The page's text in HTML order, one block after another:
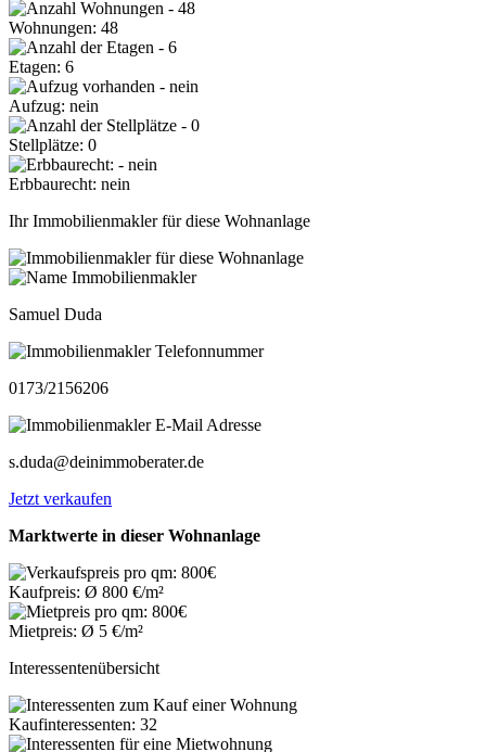
Wohnungen: 48
Etagen: 6
Aufzug: nein
Stellplätze: 0
Erbbaurecht: nein
Ihr Immobilienmakler für diese Wohnanlage
Samuel Duda
0173/2156206
s.duda@deinimmoberater.de
Jetzt verkaufen
Marktwerte in dieser Wohnanlage
Kaufpreis: Ø 800 €/m²
Mietpreis: Ø 5 €/m²
Interessentenübersicht
Kaufinteressenten: 32